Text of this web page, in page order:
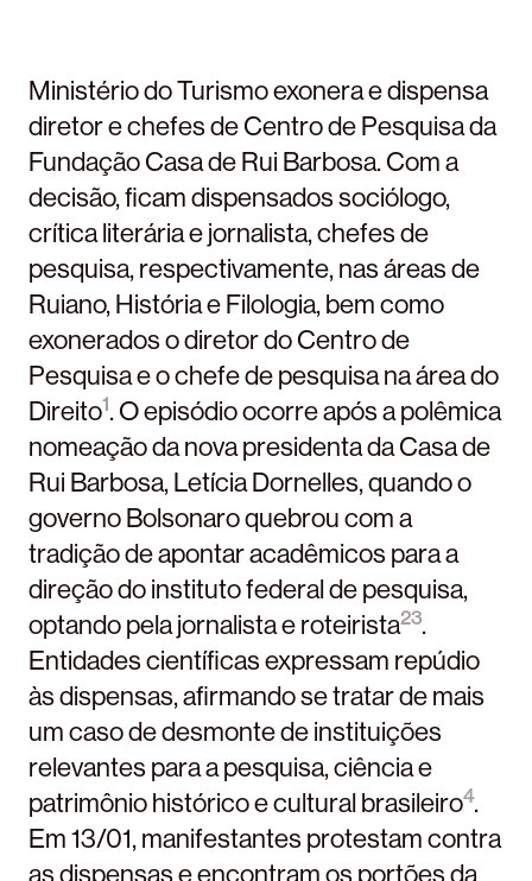
Ministério do Turismo exonera e dispensa
diretor e chefes de Centro de Pesquisa da
Fundação Casa de Rui Barbosa. Com a
decisão, ficam dispensados sociólogo,
crítica literária e jornalista, chefes de
pesquisa, respectivamente, nas áreas de
Ruiano, História e Filologia, bem como
exonerados o diretor do Centro de
Pesquisa e o chefe de pesquisa na área do
Direito1. O episódio ocorre após a polêmica
nomeação da nova presidenta da Casa de
Rui Barbosa, Letícia Dornelles, quando o
governo Bolsonaro quebrou com a
tradição de apontar acadêmicos para a
direção do instituto federal de pesquisa,
optando pela jornalista e roteirista23.
Entidades científicas expressam repúdio
às dispensas, afirmando se tratar de mais
um caso de desmonte de instituições
relevantes para a pesquisa, ciência e
patrimônio histórico e cultural brasileiro4.
Em 13/01, manifestantes protestam contra